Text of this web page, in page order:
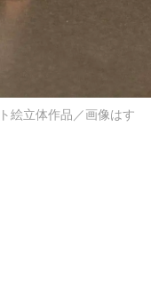
絵立体作品／画像はす